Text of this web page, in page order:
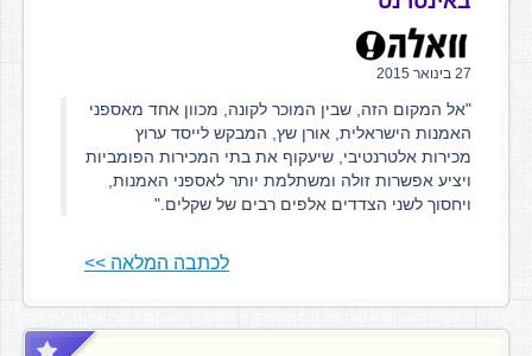
27 בינואר 2015
"אל המקום הזה, שבין המוכר לקונה, מכוון אחד מאספני
האמנות הישראלית, אורן שץ, המבקש לייסד ערוץ
מכירות אלטרנטיבי, שיעקוף את בתי המכירות הפומביות
ויציע אפשרות זולה ומשתלמת יותר לאספני האמנות,
ויחסוך לשני הצדדים אלפים רבים של שקלים."
לכתבה המלאה >>